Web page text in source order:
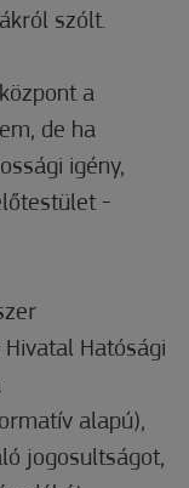
szólt.
a
de ha
igény,
-
Hatósági
alapú),
jogosultságot,